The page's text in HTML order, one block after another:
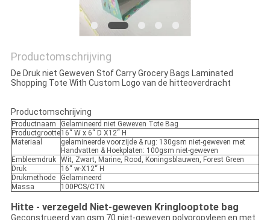
Productomschrijving
De Druk niet Geweven Stof Carry Grocery Bags Laminated
Shopping Tote With Custom Logo van de hitteoverdracht
Productomschrijving
Productnaam
Gelamineerd niet Geweven Tote Bag
Productgrootte16“ W x 6“ D X12“ H
Materiaal
gelamineerde voorzijde & rug: 130gsm niet-geweven met
Handvatten & Hoekplaten: 100gsm niet-geweven
Embleemdruk Wit, Zwart, Marine, Rood, Koningsblauwen, Forest Green
Druk
16“ w-X12“ H
Drukmethode
Gelamineerd
Massa
100PCS/CTN
Hitte - verzegeld Niet-geweven Kringlooptote bag
Geconstrueerd van gsm 70 niet-geweven polypropyleen en met